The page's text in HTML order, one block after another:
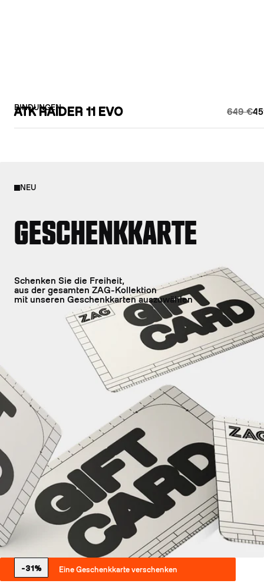
BINDUNGEN
ATK RAIDER 11 EVO 649 €
NEU
GESCHENKKARTE
Schenken Sie die Freiheit,
aus der gesamten ZAG-Kollektion
mit unseren Geschenkkarten auszuwählen
Eine Geschenkkarte verschenken
-31%